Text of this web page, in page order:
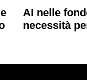
AI nelle
necessità